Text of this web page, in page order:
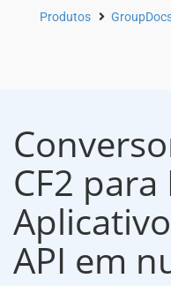
Produtos
CF2 para
API em